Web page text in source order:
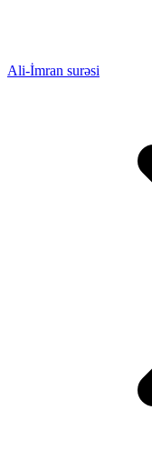
Ali-İmran surəsi